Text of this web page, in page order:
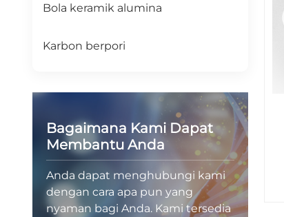
Bola keramik alumina
Karbon berpori
Bagaimana Kami Dapat
Membantu Anda
Anda dapat menghubungi kami
dengan cara apa pun yang
nyaman bagi Anda. Kami tersedia